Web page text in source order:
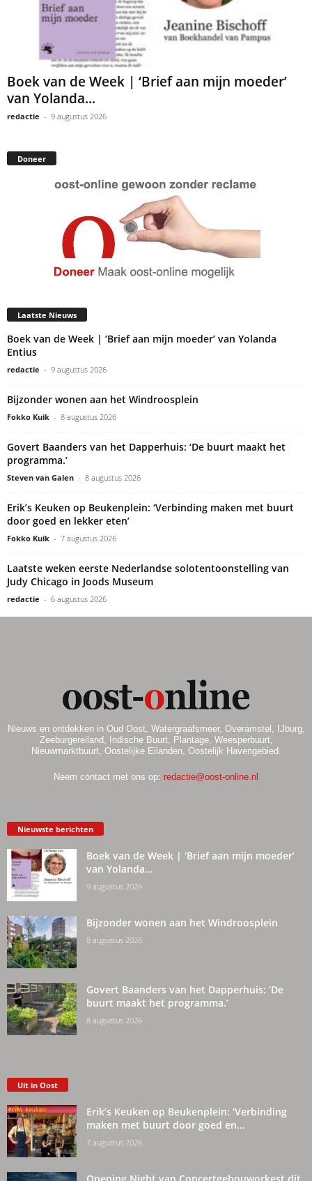
Boek van de Week | ‘Brief aan mijn moeder’
van Yolanda...
redactie - 9 augustus 2026
Doneer
Laatste Nieuws
Boek van de Week | ‘Brief aan mijn moeder’ van Yolanda
Entius
redactie - 9 augustus 2026
Bijzonder wonen aan het Windroosplein
Fokko Kuik - 8 augustus 2026
Govert Baanders van het Dapperhuis: ‘De buurt maakt het
programma.’
Steven van Galen - 8 augustus 2026
Erik’s Keuken op Beukenplein: ‘Verbinding maken met buurt
door goed en lekker eten’
Fokko Kuik - 7 augustus 2026
Laatste weken eerste Nederlandse solotentoonstelling van
Judy Chicago in Joods Museum
redactie - 6 augustus 2026
Nieuws en ontdekken in Oud Oost, Watergraafsmeer, Overamstel, IJburg,
Zeeburgereiland, Indische Buurt, Plantage, Weesperbuurt,
Nieuwmarktbuurt, Oostelijke Eilanden, Oostelijk Havengebied.
Neem contact met ons op: redactie@oost-online.nl
Nieuwste berichten
Boek van de Week | ‘Brief aan mijn moeder’
van Yolanda...
9 augustus 2026
Bijzonder wonen aan het Windroosplein
8 augustus 2026
Govert Baanders van het Dapperhuis: ‘De
buurt maakt het programma.’
8 augustus 2026
Uit in Oost
Erik’s Keuken op Beukenplein: ‘Verbinding
maken met buurt door goed en...
7 augustus 2026